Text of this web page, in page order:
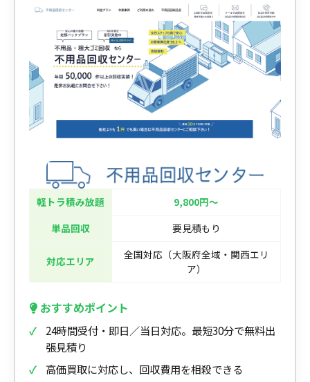
軽トラ積み放題
9,800円〜
単品回収
要見積もり
対応エリア
全国対応（大阪府全域・関西エリ
ア）
おすすめポイント
24時間受付・即日／当日対応。最短30分で無料出
張見積り
高価買取に対応し、回収費用を相殺できる